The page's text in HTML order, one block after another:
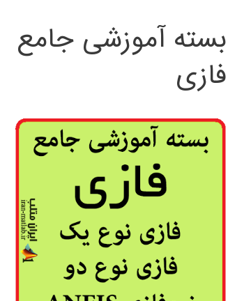
بسته آموزشی جامع
فازی